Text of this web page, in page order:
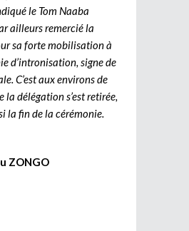
le Tom Naaba
ailleurs remercié la
sa forte mobilisation à
d’intronisation, signe de
C’est aux environs de
la délégation s’est retirée,
la fin de la cérémonie.
ZONGO